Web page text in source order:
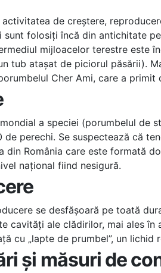
de creștere,
sunt folosiți încă din antichitate
mijloacelor terestre este
tub atașat de piciorul păsării).
Cher Ami, care a
a speciei (porumbelul de
perechi. Se suspectează că
din România care este formată
național fiind nesigură.
se desfășoară pe toată
cavități ale clădirilor, mai ales
cu „lapte de prumbel”, un
și măsuri de